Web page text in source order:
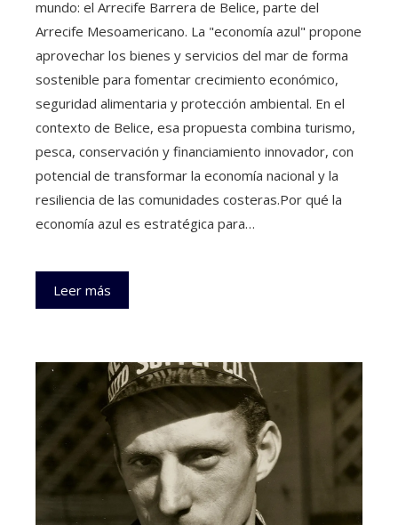
mundo: el Arrecife Barrera de Belice, parte del
Arrecife Mesoamericano. La "economía azul" propone
aprovechar los bienes y servicios del mar de forma
sostenible para fomentar crecimiento económico,
seguridad alimentaria y protección ambiental. En el
contexto de Belice, esa propuesta combina turismo,
pesca, conservación y financiamiento innovador, con
potencial de transformar la economía nacional y la
resiliencia de las comunidades costeras.Por qué la
economía azul es estratégica para…
Leer más